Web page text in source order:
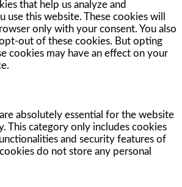
that help us analyze and
use this website. These cookies will
only with your consent. You also
out of these cookies. But opting
cookies may have an effect on your
absolutely essential for the website
This category only includes cookies
and security features of
do not store any personal